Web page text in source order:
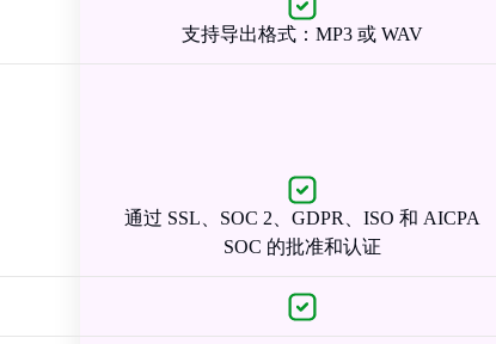
支持导出格式：MP3 或 WAV
通过 SSL、SOC 2、GDPR、ISO 和 AICPA
SOC 的批准和认证